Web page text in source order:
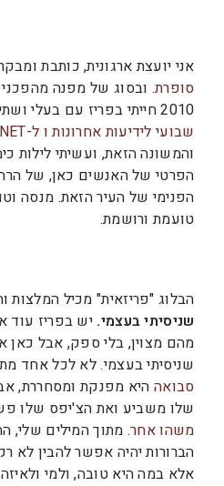
אני יועצת ארגונית, כותבת
סופרת
2010 חייתי בפריז עם בעלי ושתי בנותיי. כתבתי מכאן
שבועי לידיעות אחרונות ו ל-YNET
והמשונה הזאת, ועשיתי לילות
הפרטי של האנשים כאן, של
הפנימי של העיר הזאת. מנסה
טועמת ורושמת.
הבלוג "פריזאית" מכיל המלצות
שניסיתיבעצמי. יש בפריז עוד
מהם מצוין, בלי ספק, אבל כאן
שניסיתי בעצמי. לא לכל אחד
סבואה היא מפנקת ומסחררת,
שלו משביע ואת הצ'יפס שלו
משהו אחר. מתוך המילים שלי,
הברורות יהיה אפשר להבין לא
אלא במה היא טובה, ולמי